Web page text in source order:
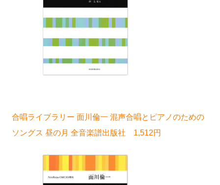
合唱ライブラリー 面川倫一 混声合唱とピアノのための
ソングス 昼の月 全音楽譜出版社 1,512円